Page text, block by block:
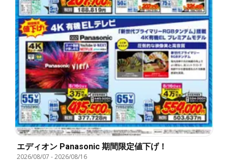
エディオン Panasonic 期間限定値下げ！
2026/08/07 -2026/08/16